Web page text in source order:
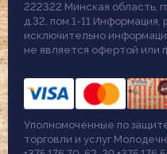
222322 Минская область,
д.32, пом.1-11
исключительно
не является офертой или
Уполномоченные по
торговли и услуг